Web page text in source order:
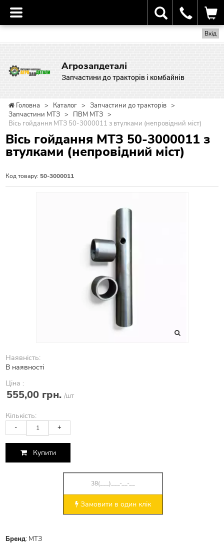
Вхід
Агрозапдеталі
Запчастини до тракторів і комбайнів
Головна > Каталог > Запчастини до тракторів >
Запчастини МТЗ > ПВМ МТЗ >
Вісь гойдання МТЗ 50-3000011 з втулками (непровідний міст)
Вісь гойдання МТЗ 50-3000011 з
втулками (непровідний міст)
Код товару: 50-3000011
Наявність:
В наявності
Ціна :
555,00 грн. /шт
Кількість:
- +
Купити
Замовити в один клік
Бренд: МТЗ